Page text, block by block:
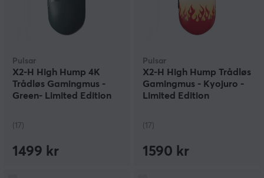
Pulsar
X2-H High Hump 4K
Trådløs Gamingmus -
Green- Limited Edition
(17)
1499 kr
Pulsar
X2-H High Hump Trådløs
Gamingmus - Kyojuro -
Limited Edition
(17)
1590 kr